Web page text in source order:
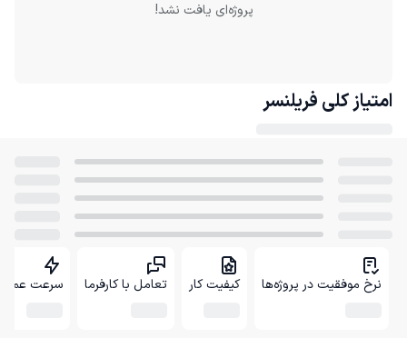
پروژه‌ای یافت نشد!
امتیاز کلی فریلنسر
نرخ موفقیت در پروژه‌ها کیفیت کار تعامل با کارفرما سرعت عمل